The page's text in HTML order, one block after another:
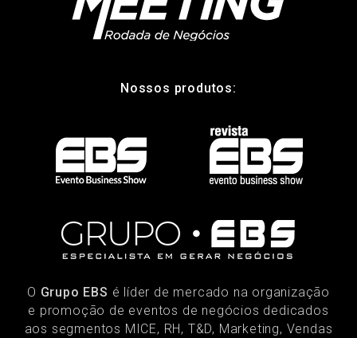
Nossos produtos:
O Grupo EBS é líder de mercado na organização
e promoção de eventos de negócios dedicados
aos segmentos MICE, RH, T&D, Marketing, Vendas